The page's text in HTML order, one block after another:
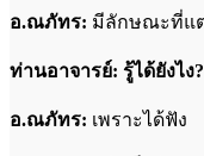
อ.ณภัทร: มีลักษณะที่แ
ท่านอาจารย์: รู้ได้ยังไง?
อ.ณภัทร: เพราะได้ฟัง